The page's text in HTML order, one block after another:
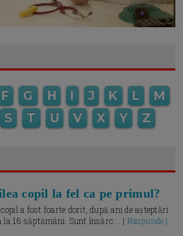
F G H I J K L
M
S T U V X Y Z
copil la fel ca pe primul?
a fost foarte dorit, după ani de așteptări
la 16 săptămâni. Sunt însărc... | Raspunde |